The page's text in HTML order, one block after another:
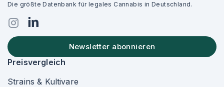
Die größte Datenbank für legales Cannabis in Deutschland.
Newsletter abonnieren
Preisvergleich
Strains & Kultivare